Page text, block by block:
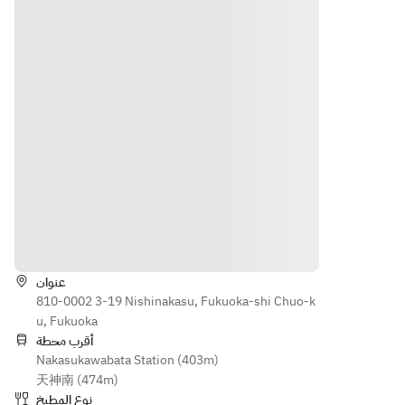
عنوان
810-0002 3-19 Nishinakasu, Fukuoka-shi Chuo-k
u, Fukuoka
أقرب محطة
Nakasukawabata Station (403m)
天神南 (474m)
نوع المطبخ